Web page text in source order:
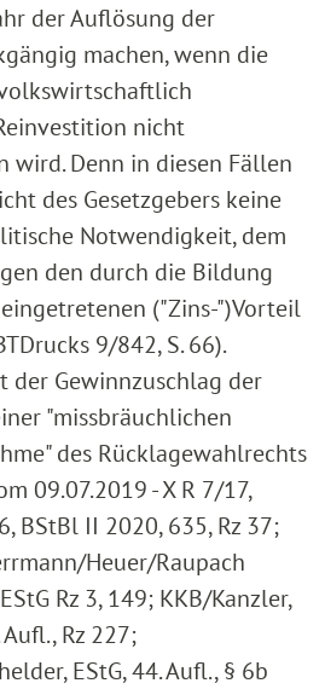
der Auflösung der
machen, wenn die
nicht
wird. Denn in diesen Fällen
des Gesetzgebers keine
Notwendigkeit, dem
den durch die Bildung
("Zins-")Vorteil
9/842, S. 66).
der Gewinnzuschlag der
"missbräuchlichen
des Rücklagewahlrechts
09.07.2019 - X R 7/17,
BStBl II 2020, 635, Rz 37;
Heuer/Raupach
EStG Rz 3, 149; KKB/Kanzler,
Rz 227;
EStG, 44. Aufl., § 6b